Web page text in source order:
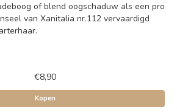
of blend oogschaduw als een pro
van Xanitalia nr.112 vervaardigd
€8,90
Kopen